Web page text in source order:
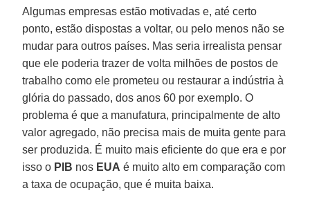
Algumas empresas estão motivadas e, até certo
ponto, estão dispostas a voltar, ou pelo menos não se
mudar para outros países. Mas seria irrealista pensar
que ele poderia trazer de volta milhões de postos de
trabalho como ele prometeu ou restaurar a indústria à
glória do passado, dos anos 60 por exemplo. O
problema é que a manufatura, principalmente de alto
valor agregado, não precisa mais de muita gente para
ser produzida. É muito mais eficiente do que era e por
isso o PIB nos EUA é muito alto em comparação com
a taxa de ocupação, que é muita baixa.